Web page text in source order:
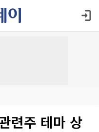
련주 테마 상